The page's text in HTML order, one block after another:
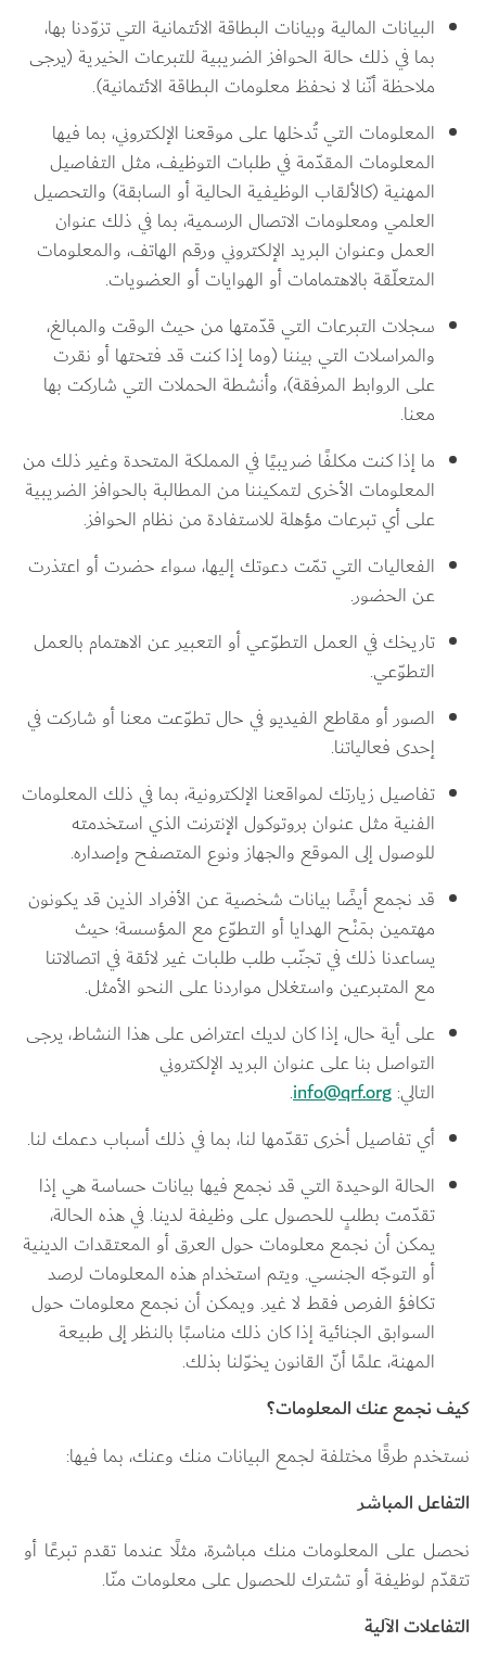
البيانات المالية وبيانات البطاقة الائتمانية التي تزوّدنا بها،
بما في ذلك حالة الحوافز الضريبية للتبرعات الخيرية (يرجى
ملاحظة أنّنا لا نحفظ معلومات البطاقة الائتمانية).
المعلومات التي تُدخلها على موقعنا الإلكتروني، بما فيها
المعلومات المقدّمة في طلبات التوظيف، مثل التفاصيل
المهنية (كالألقاب الوظيفية الحالية أو السابقة) والتحصيل
العلمي ومعلومات الاتصال الرسمية، بما في ذلك عنوان
العمل وعنوان البريد الإلكتروني ورقم الهاتف، والمعلومات
المتعلّقة بالاهتمامات أو الهوايات أو العضويات.
سجلات التبرعات التي قدّمتها من حيث الوقت والمبالغ،
والمراسلات التي بيننا (وما إذا كنت قد فتحتها أو نقرت
على الروابط المرفقة)، وأنشطة الحملات التي شاركت بها
معنا.
ما إذا كنت مكلفًا ضريبيًا في المملكة المتحدة وغير ذلك من
المعلومات الأخرى لتمكيننا من المطالبة بالحوافز الضريبية
على أي تبرعات مؤهلة للاستفادة من نظام الحوافز.
الفعاليات التي تمّت دعوتك إليها، سواء حضرت أو اعتذرت
عن الحضور.
تاريخك في العمل التطوّعي أو التعبير عن الاهتمام بالعمل
التطوّعي.
الصور أو مقاطع الفيديو في حال تطوّعت معنا أو شاركت في
إحدى فعالياتنا.
تفاصيل زيارتك لمواقعنا الإلكترونية، بما في ذلك المعلومات
الفنية مثل عنوان بروتوكول الإنترنت الذي استخدمته
للوصول إلى الموقع والجهاز ونوع المتصفح وإصداره.
قد نجمع أيضًا بيانات شخصية عن الأفراد الذين قد يكونون
مهتمين بمَنْح الهدايا أو التطوّع مع المؤسسة؛ حيث
يساعدنا ذلك في تجنّب طلب طلبات غير لائقة في اتصالاتنا
مع المتبرعين واستغلال مواردنا على النحو الأمثل.
على أية حال، إذا كان لديك اعتراض على هذا النشاط، يرجى
التواصل بنا على عنوان البريد الإلكتروني
التالي: info@qrf.org
.
أي تفاصيل أخرى تقدّمها لنا، بما في ذلك أسباب دعمك لنا.
الحالة الوحيدة التي قد نجمع فيها بيانات حساسة هي إذا
تقدّمت بطلبٍ للحصول على وظيفة لدينا. في هذه الحالة،
يمكن أن نجمع معلومات حول العرق أو المعتقدات الدينية
أو التوجّه الجنسي. ويتم استخدام هذه المعلومات لرصد
تكافؤ الفرص فقط لا غير. ويمكن أن نجمع معلومات حول
السوابق الجنائية إذا كان ذلك مناسبًا بالنظر إلى طبيعة
المهنة، علمًا أنّ القانون يخوّلنا بذلك.
كيف نجمع عنك المعلومات؟
نستخدم طرقًا مختلفة لجمع البيانات منك وعنك، بما فيها:
التفاعل المباشر
نحصل على المعلومات منك مباشرة، مثلًا عندما تقدم تبرعًا أو
تتقدّم لوظيفة أو تشترك للحصول على معلومات منّا.
التفاعلات الآلية